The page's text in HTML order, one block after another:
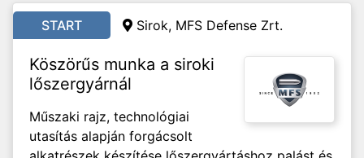
START Sirok, MFS Defense Zrt.
Köszörűs munka a siroki
lőszergyárnál
Műszaki rajz, technológiai
utasítás alapján forgácsolt